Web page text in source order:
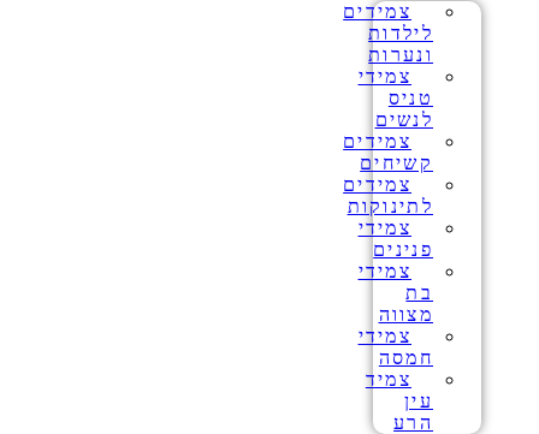
צמידים
לילדות
ונערות
צמידי
טניס
לנשים
צמידים
קשיחים
צמידים
לתינוקות
צמידי
פנינים
צמידי
בת
מצווה
צמידי
חמסה
צמיד
עין
הרע